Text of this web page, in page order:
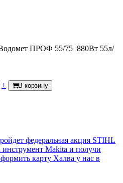
ПРОФ 55/75 880Вт 55л/
+ В корзину
федеральная акция STIHL
Makita и получи
карту Халва у нас в